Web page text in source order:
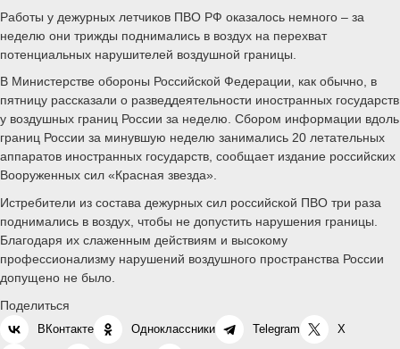
Работы у дежурных летчиков ПВО РФ оказалось немного – за
неделю они трижды поднимались в воздух на перехват
потенциальных нарушителей воздушной границы.
В Министерстве обороны Российской Федерации, как обычно, в
пятницу рассказали о разведдеятельности иностранных государств
у воздушных границ России за неделю. Сбором информации вдоль
границ России за минувшую неделю занимались 20 летательных
аппаратов иностранных государств, сообщает издание российских
Вооруженных сил «Красная звезда».
Истребители из состава дежурных сил российской ПВО три раза
поднимались в воздух, чтобы не допустить нарушения границы.
Благодаря их слаженным действиям и высокому
профессионализму нарушений воздушного пространства России
допущено не было.
Поделиться
ВКонтакте Одноклассники Telegram X